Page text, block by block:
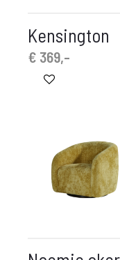
Kensington
€ 369,-